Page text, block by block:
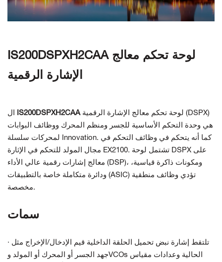
اتصل بنا
IS200DSPXH2CAA لوحة تحكم معالج
الإشارة الرقمية
IS200DSPXH2CAA
لوحة تحكم معالج الإشارة الرقمية (DSPX)
هي وحدة التحكم الأساسية للجسر ومنظم المحرك ووظائف البوابات
لمحركات سلسلة Innovation. كما أنه يتحكم في وظائف التحكم في
مجال المولد للتحكم في الإثارة EX2100. تشتمل لوحة DSPX على
معالج إشارات رقمية عالي الأداء (DSP)، ومكونات ذاكرة قياسية،
ودائرة متكاملة خاصة بالتطبيقات (ASIC) تؤدي وظائف منطقية
مخصصة.
سمات
· تلتقط إشارة نبض تحميل الحلقة الداخلية قيم الإدخال/الإخراج مثل
جهد الجسر أو المحرك أو المولد وVCOs الحالية وعدادات مقياس